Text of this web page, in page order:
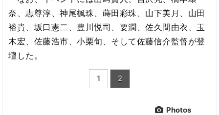
奈、志尊淳、神尾楓珠、蒔田彩珠、山下美月、山田
裕貴、坂口憲二、豊川悦司、要潤、佐久間由衣、玉
木宏、佐藤浩市、小栗旬、そして佐藤信介監督が登
壇した。
1 2
Photos